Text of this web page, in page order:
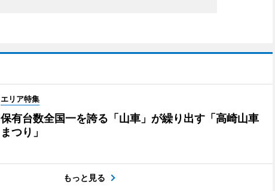
エリア特集
保有台数全国一を誇る「山車」が繰り出す「高崎山車
まつり」
もっと見る